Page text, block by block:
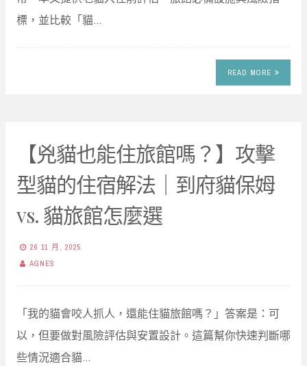
標，並比較「貓…
READ MORE
【兇貓也能住旅館嗎？】攻擊
型貓的住宿解法｜到府貓保姆
vs. 貓旅館怎麼選
26 11 月, 2025
AGNES
「我的貓會咬人抓人，還能住貓旅館嗎？」答案是：可
以，但要做對風險評估與安置設計。這篇幫你快速判斷哪
些情況適合貓…